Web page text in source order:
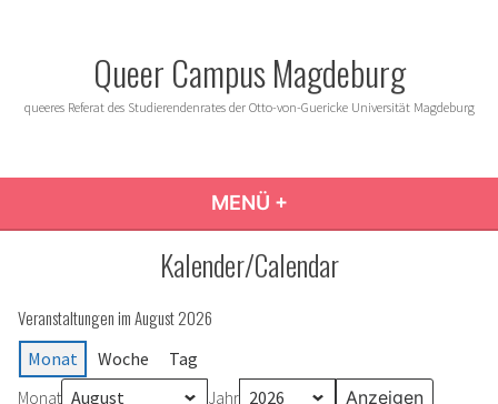
Queer Campus Magdeburg
queeres Referat des Studierendenrates der Otto-von-Guericke Universität Magdeburg
MENÜ +
Kalender/Calendar
Veranstaltungen im August 2026
Monat Woche Tag
Monat Jahr